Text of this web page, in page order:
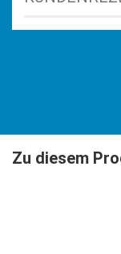
Zu diesem